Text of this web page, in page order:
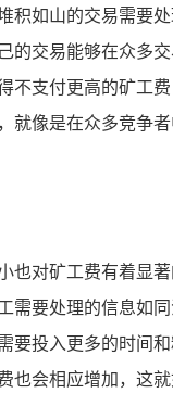
积如山的交易需要
的交易能够在众多
不支付更高的矿工
就像是在众多竞争
也对矿工费有着显
需要处理的信息如
要投入更多的时间
也会相应增加，这